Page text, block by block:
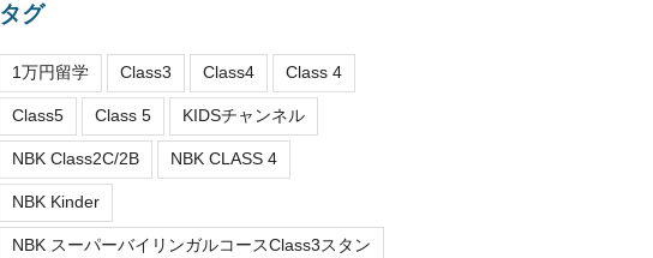
タグ
1万円留学 Class3 Class4 Class 4
Class5 Class 5 KIDSチャンネル
NBK Class2C/2B NBK CLASS 4
NBK Kinder
NBK スーパーバイリンガルコースClass3スタン